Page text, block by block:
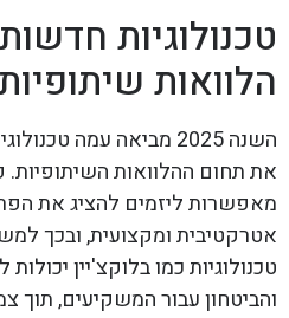
טכנולוגיות
הלוואות שיתופיות
השנה 2025 מביאה עמה
את תחום ההלוואות השיתופיות.
מאפשרות ליזמים להציג את
אטרקטיבית ומקצועית, ובכך
טכנולוגיות כמו בלוקצ'יין
והביטחון עבור המשקיעים, תוך